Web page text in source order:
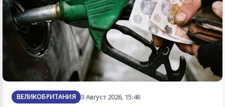
ВЕЛИКОБРИТАНИЯ 3 Август 2026, 15:46